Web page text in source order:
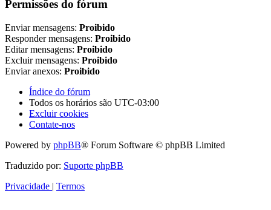
Permissões do fórum
Enviar mensagens: Proibido
Responder mensagens: Proibido
Editar mensagens: Proibido
Excluir mensagens: Proibido
Enviar anexos: Proibido
Índice do fórum
Todos os horários são UTC-03:00
Excluir cookies
Contate-nos
Powered by phpBB® Forum Software © phpBB Limited
Traduzido por: Suporte phpBB
Privacidade | Termos